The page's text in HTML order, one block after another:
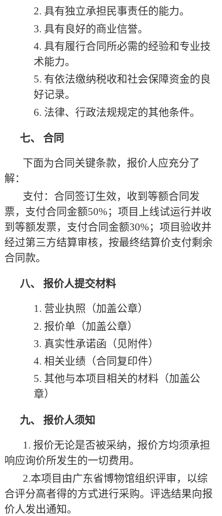
2. 具有独立承担民事责任的能力。
3. 具有良好的商业信誉。
4. 具有履行合同所必需的经验和专业技
术能力。
5. 有依法缴纳税收和社会保障资金的良
好记录。
6. 法律、行政法规规定的其他条件。
七、 合同
下面为合同关键条款，报价人应充分了
解：
支付：合同签订生效，收到等额合同发
票，支付合同金额50%；项目上线试运行并收
到等额发票，支付合同金额30%；项目验收并
经过第三方结算审核，按最终结算价支付剩余
合同款。
八、 报价人提交材料
1. 营业执照（加盖公章）
2. 报价单（加盖公章）
3. 真实性承诺函（见附件）
4. 相关业绩（合同复印件）
5. 其他与本项目相关的材料（加盖公
章）
九、 报价人须知
1. 报价无论是否被采纳，报价方均须承担
响应询价所发生的一切费用。
2.本项目由广东省博物馆组织评审，以综
合评分高者得的方式进行采购。评选结果向报
价人发出通知。